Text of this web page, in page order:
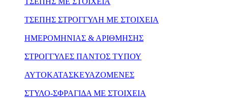
ΤΣΕΠΗΣ ΣΤΡΟΓΓΥΛΗ ΜΕ ΣΤΟΙΧΕΙΑ
ΗΜΕΡΟΜΗΝΙΑΣ & ΑΡΙΘΜΗΣΗΣ
ΣΤΡΟΓΓΥΛΕΣ ΠΑΝΤΟΣ ΤΥΠΟΥ
ΑΥΤΟΚΑΤΑΣΚΕΥΑΖΟΜΕΝΕΣ
ΣΤΥΛΟ-ΣΦΡΑΓΙΔΑ ΜΕ ΣΤΟΙΧΕΙΑ